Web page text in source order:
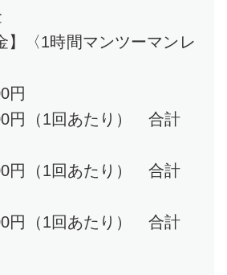
】〈1時間マンツーマンレ
円
円（1回あたり） 合計
円（1回あたり） 合計
円（1回あたり） 合計